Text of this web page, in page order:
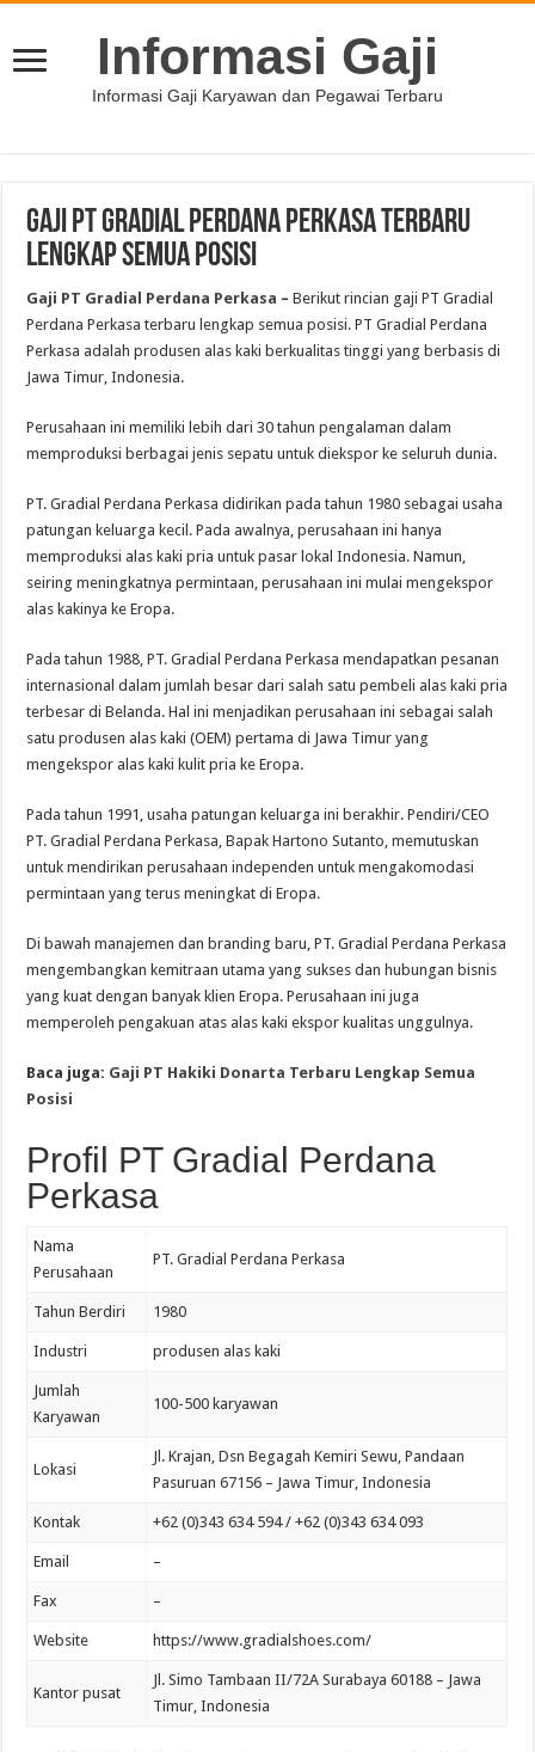
Informasi Gaji
Informasi Gaji Karyawan dan Pegawai Terbaru
Gaji PT Gradial Perdana Perkasa Terbaru
Lengkap Semua Posisi
Gaji PT Gradial Perdana Perkasa – Berikut rincian gaji PT Gradial
Perdana Perkasa terbaru lengkap semua posisi. PT Gradial Perdana
Perkasa adalah produsen alas kaki berkualitas tinggi yang berbasis di
Jawa Timur, Indonesia.
Perusahaan ini memiliki lebih dari 30 tahun pengalaman dalam
memproduksi berbagai jenis sepatu untuk diekspor ke seluruh dunia.
PT. Gradial Perdana Perkasa didirikan pada tahun 1980 sebagai usaha
patungan keluarga kecil. Pada awalnya, perusahaan ini hanya
memproduksi alas kaki pria untuk pasar lokal Indonesia. Namun,
seiring meningkatnya permintaan, perusahaan ini mulai mengekspor
alas kakinya ke Eropa.
Pada tahun 1988, PT. Gradial Perdana Perkasa mendapatkan pesanan
internasional dalam jumlah besar dari salah satu pembeli alas kaki pria
terbesar di Belanda. Hal ini menjadikan perusahaan ini sebagai salah
satu produsen alas kaki (OEM) pertama di Jawa Timur yang
mengekspor alas kaki kulit pria ke Eropa.
Pada tahun 1991, usaha patungan keluarga ini berakhir. Pendiri/CEO
PT. Gradial Perdana Perkasa, Bapak Hartono Sutanto, memutuskan
untuk mendirikan perusahaan independen untuk mengakomodasi
permintaan yang terus meningkat di Eropa.
Di bawah manajemen dan branding baru, PT. Gradial Perdana Perkasa
mengembangkan kemitraan utama yang sukses dan hubungan bisnis
yang kuat dengan banyak klien Eropa. Perusahaan ini juga
memperoleh pengakuan atas alas kaki ekspor kualitas unggulnya.
Baca juga: Gaji PT Hakiki Donarta Terbaru Lengkap Semua
Posisi
Profil PT Gradial Perdana
Perkasa
Nama
Perusahaan
PT. Gradial Perdana Perkasa
Tahun Berdiri 1980
Industri produsen alas kaki
Jumlah
Karyawan
100-500 karyawan
Lokasi
Jl. Krajan, Dsn Begagah Kemiri Sewu, Pandaan
Pasuruan 67156 – Jawa Timur, Indonesia
Kontak +62 (0)343 634 594 / +62 (0)343 634 093
Email –
Fax –
Website https://www.gradialshoes.com/
Kantor pusat
Jl. Simo Tambaan II/72A Surabaya 60188 – Jawa
Timur, Indonesia